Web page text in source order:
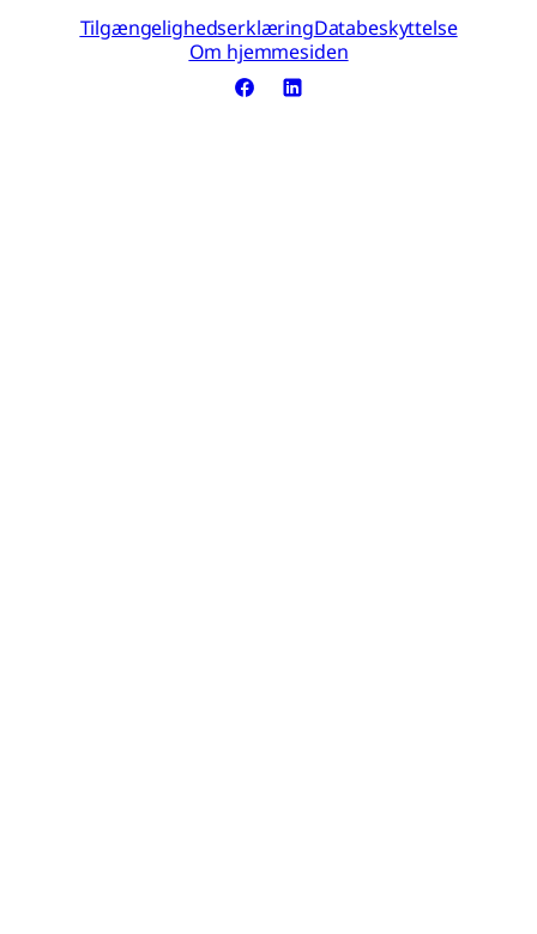
TilgængelighedserklæringDatabeskyttelse
Om hjemmesiden